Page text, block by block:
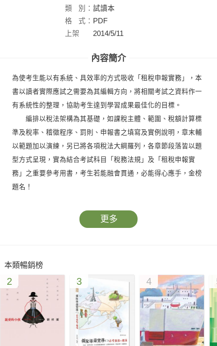
類
別： 試讀本
格
式： PDF
上架
2014/5/11
內容簡介
為使考生能以有系統、具效率的方式吸收「租稅申報實務」，本
書以讀者實際應試之需要為其編輯方向，將相關考試之資料作一
有系統性的整理，協助考生達到學習成果最佳化的目標。
編排以稅法架構為其基礎，如課稅主體、範圍、稅額計算標
準及稅率、稽徵程序、罰則、申報書之填寫及實例說明，章末輔
以範題加以演練，另已將各項稅法大綱羅列，各章節段落皆以題
型方式呈現，實為結合考試科目「稅務法規」及「租稅申報實
務」之重要參考用書，考生若能融會貫通，必能得心應手，金榜
題名！
更多
本類暢銷榜
2 3 4